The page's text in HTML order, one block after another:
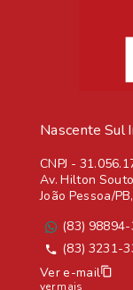
Nascente Sul
CNPJ -
Av. Hilton
João Pessoa/
(83)
(83) 3231-
Ver e-mail
ver mais